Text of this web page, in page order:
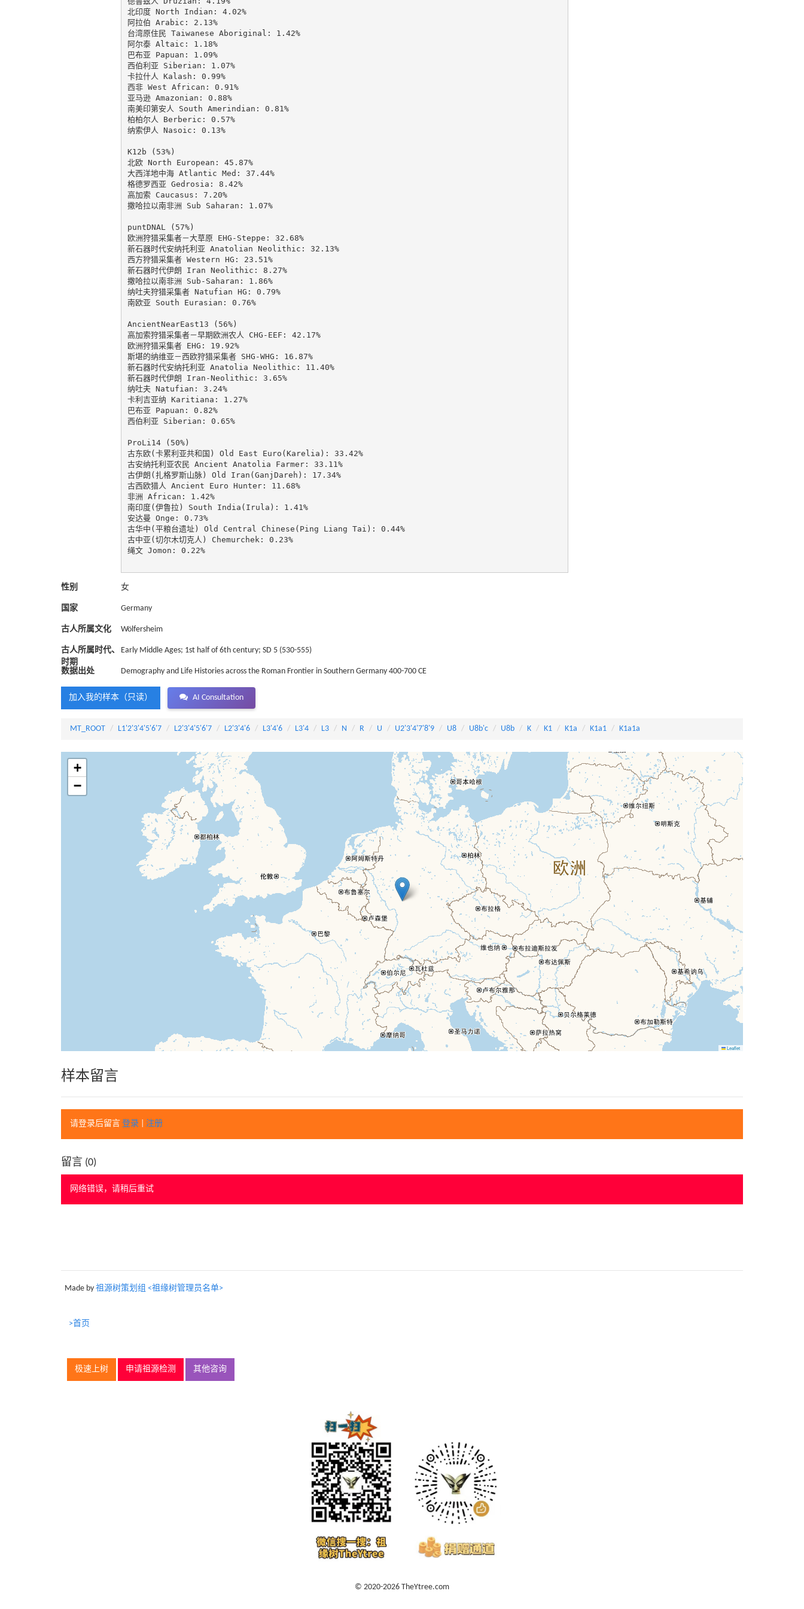
北印度 North Indian: 4.02%
阿拉伯 Arabic: 2.13%
台湾原住民 Taiwanese Aboriginal: 1.42%
阿尔泰 Altaic: 1.18%
巴布亚 Papuan: 1.09%
西伯利亚 Siberian: 1.07%
卡拉什人 Kalash: 0.99%
西非 West African: 0.91%
亚马逊 Amazonian: 0.88%
南美印第安人 South Amerindian: 0.81%
柏柏尔人 Berberic: 0.57%
纳索伊人 Nasoic: 0.13%
K12b (53%)
北欧 North European: 45.87%
大西洋地中海 Atlantic Med: 37.44%
格德罗西亚 Gedrosia: 8.42%
高加索 Caucasus: 7.20%
撒哈拉以南非洲 Sub Saharan: 1.07%
puntDNAL (57%)
欧洲狩猎采集者－大草原 EHG-Steppe: 32.68%
新石器时代安纳托利亚 Anatolian Neolithic: 32.13%
西方狩猎采集者 Western HG: 23.51%
新石器时代伊朗 Iran Neolithic: 8.27%
撒哈拉以南非洲 Sub-Saharan: 1.86%
纳吐夫狩猎采集者 Natufian HG: 0.79%
南欧亚 South Eurasian: 0.76%
AncientNearEast13 (56%)
高加索狩猎采集者－早期欧洲农人 CHG-EEF: 42.17%
欧洲狩猎采集者 EHG: 19.92%
斯堪的纳维亚－西欧狩猎采集者 SHG-WHG: 16.87%
新石器时代安纳托利亚 Anatolia Neolithic: 11.40%
新石器时代伊朗 Iran-Neolithic: 3.65%
纳吐夫 Natufian: 3.24%
卡利吉亚纳 Karitiana: 1.27%
巴布亚 Papuan: 0.82%
西伯利亚 Siberian: 0.65%
ProLi14 (50%)
古东欧(卡累利亚共和国) Old East Euro(Karelia): 33.42%
古安纳托利亚农民 Ancient Anatolia Farmer: 33.11%
古伊朗(扎格罗斯山脉) Old Iran(GanjDareh): 17.34%
古西欧猎人 Ancient Euro Hunter: 11.68%
非洲 African: 1.42%
南印度(伊鲁拉) South India(Irula): 1.41%
安达曼 Onge: 0.73%
古华中(平粮台遗址) Old Central Chinese(Ping Liang Tai): 0.44%
古中亚(切尔木切克人) Chemurchek: 0.23%
绳文 Jomon: 0.22%
性别 女
国家 Germany
古人所属文化 Wölfersheim
古人所属时代、
时期
Early Middle Ages; 1st half of 6th century; SD 5 (530-555)
数据出处 Demography and Life Histories across the Roman Frontier in Southern Germany 400-700 CE
加入我的样本（只读） AI Consultation
MT_ROOT L1'2'3'4'5'6'7 L2'3'4'5'6'7 L2'3'4'6 L3'4'6 L3'4 L3 N R U U2'3'4'7'8'9 U8 U8b'c U8b K K1 K1a K1a1 K1a1a
+
−
Leaflet
样本留言
请登录后留言 登录 注册
留言 (0)
网络错误，请稍后重试
Made by 祖源树策划组 <祖缘树管理员名单>
>首页
极速上树 申请祖源检测 其他咨询
© 2020-2026 TheYtree.com